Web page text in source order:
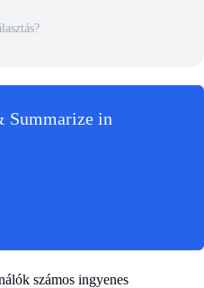
Summarize in
számos ingyenes